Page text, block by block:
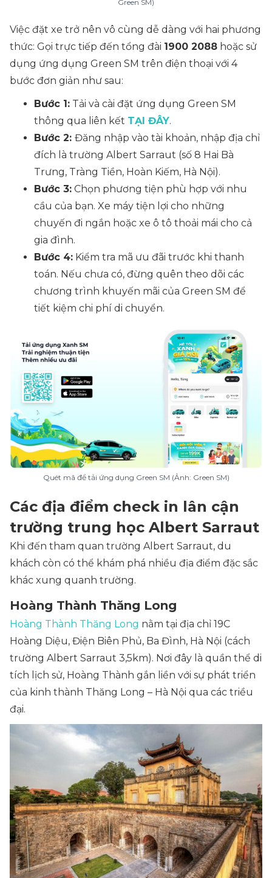
Green SM)
Việc đặt xe trở nên vô cùng dễ dàng với hai phương
thức: Gọi trực tiếp đến tổng đài 1900 2088 hoặc sử
dụng ứng dụng Green SM trên điện thoại với 4
bước đơn giản như sau:
Bước 1: Tải và cài đặt ứng dụng Green SM
thông qua liên kết TẠI ĐÂY.
Bước 2: Đăng nhập vào tài khoản, nhập địa chỉ
đích là trường Albert Sarraut (số 8 Hai Bà
Trưng, Tràng Tiền, Hoàn Kiếm, Hà Nội).
Bước 3: Chọn phương tiện phù hợp với nhu
cầu của bạn. Xe máy tiện lợi cho những
chuyến đi ngắn hoặc xe ô tô thoải mái cho cả
gia đình.
Bước 4: Kiểm tra mã ưu đãi trước khi thanh
toán. Nếu chưa có, đừng quên theo dõi các
chương trình khuyến mãi của Green SM để
tiết kiệm chi phí di chuyển.
Quét mã để tải ứng dụng Green SM (Ảnh: Green SM)
Các địa điểm check in lân cận
trường trung học Albert Sarraut
Khi đến tham quan trường Albert Sarraut, du
khách còn có thể khám phá nhiều địa điểm đặc sắc
khác xung quanh trường.
Hoàng Thành Thăng Long
Hoàng Thành Thăng Long nằm tại địa chỉ 19C
Hoàng Diệu, Điện Biên Phủ, Ba Đình, Hà Nội (cách
trường Albert Sarraut 3,5km). Nơi đây là quần thể di
tích lịch sử, Hoàng Thành gắn liền với sự phát triển
của kinh thành Thăng Long – Hà Nội qua các triều
đại.